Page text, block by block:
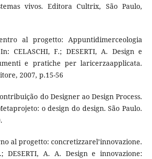
vivos. Editora Cultrix, São Paulo,
al progetto: Appuntidimerceologia
CELASCHI, F.; DESERTI, A. Design e
e pratiche per laricerzaapplicata.
2007, p.15-56
do Designer ao Design Process.
o design do design. São Paulo.
al progetto: concretizzarel’innovazione.
DESERTI, A. A. Design e innovazione: